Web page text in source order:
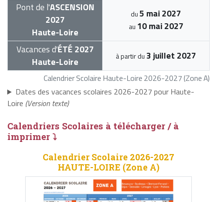
Calendrier Scolaire Haute-Loire 2026-2027 (Zone A)
Pont de l'ASCENSION
2027
Haute-Loire
du5 mai 2027
au 10 mai 2027
Vacances d'ÉTÉ 2027
Haute-Loire
à partir du 3 juillet 2027
Dates des vacances scolaires 2026-2027 pour Haute-
Loire (Version texte)
Calendriers Scolaires à télécharger / à
imprimer ⤵
Calendrier Scolaire 2026-2027
HAUTE-LOIRE (Zone A)